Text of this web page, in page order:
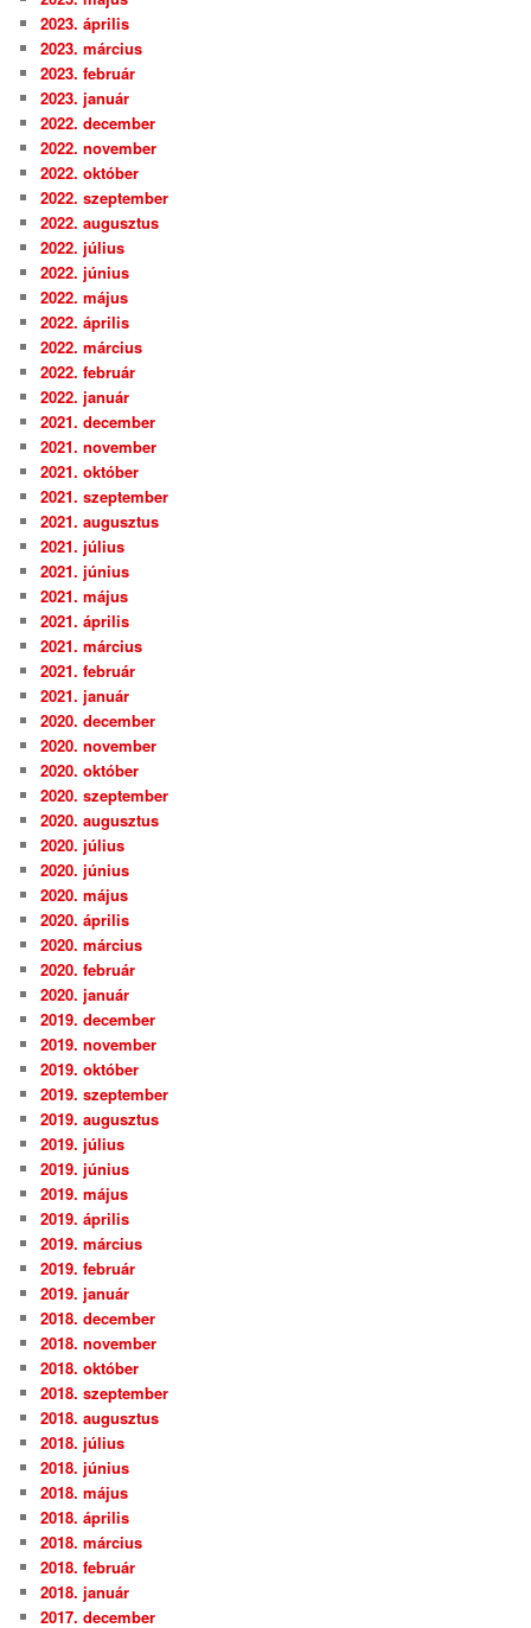
2023. április
2023. március
2023. február
2023. január
2022. december
2022. november
2022. október
2022. szeptember
2022. augusztus
2022. július
2022. június
2022. május
2022. április
2022. március
2022. február
2022. január
2021. december
2021. november
2021. október
2021. szeptember
2021. augusztus
2021. július
2021. június
2021. május
2021. április
2021. március
2021. február
2021. január
2020. december
2020. november
2020. október
2020. szeptember
2020. augusztus
2020. július
2020. június
2020. május
2020. április
2020. március
2020. február
2020. január
2019. december
2019. november
2019. október
2019. szeptember
2019. augusztus
2019. július
2019. június
2019. május
2019. április
2019. március
2019. február
2019. január
2018. december
2018. november
2018. október
2018. szeptember
2018. augusztus
2018. július
2018. június
2018. május
2018. április
2018. március
2018. február
2018. január
2017. december